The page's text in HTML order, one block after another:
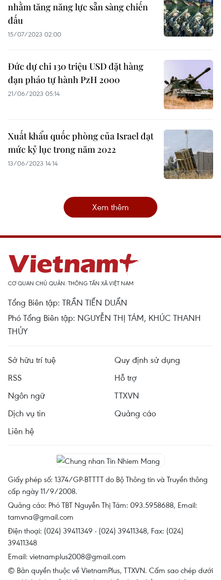
nhằm tăng năng lực sẵn sàng chiến
đấu
15/07/2023 02:00
Đức dự chi 130 triệu USD đặt hàng
đạn pháo tự hành PzH 2000
21/06/2023 05:14
Xuất khẩu quốc phòng của Israel đạt
mức kỷ lục trong năm 2022
13/06/2023 14:14
Xem thêm
CƠ QUAN CHỦ QUẢN: THÔNG TẤN XÃ VIỆT NAM
Tổng Biên tập: TRẦN TIẾN DUẨN
Phó Tổng Biên tập: NGUYỄN THỊ TÁM, KHÚC THANH
THỦY
Sở hữu trí tuệ
Quy định sử dụng
RSS
Hỗ trợ
Ngôn ngữ
TTXVN
Dịch vụ tin
Quảng cáo
Liên hệ
Giấy phép số: 1374/GP-BTTTT do Bộ Thông tin và Truyền thông
cấp ngày 11/9/2008.
Quảng cáo: Phó TBT Nguyễn Thị Tám: 093.5958688, Email:
tamvna@gmail.com
Điện thoại: (024) 39411349 - (024) 39411348, Fax: (024)
39411348
Email: vietnamplus2008@gmail.com
© Bản quyền thuộc về VietnamPlus, TTXVN. Cấm sao chép dưới